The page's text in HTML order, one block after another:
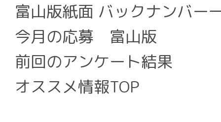
富山版紙面 バックナンバー
今月の応募 富山版
前回のアンケート結果
オススメ情報TOP